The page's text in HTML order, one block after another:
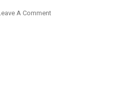
A CommentOn